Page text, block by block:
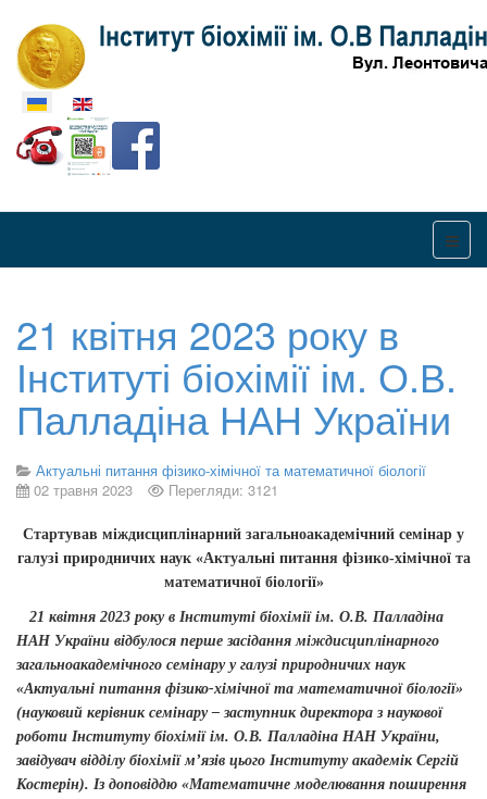
Оберіть свою мову
21 квітня 2023 року в
Інституті біохімії ім. О.В.
Палладіна НАН України
Актуальні питання фізико-хімічної та математичної біології
02 травня 2023
Перегляди: 3121
Стартував міждисциплінарний загальноакадемічний семінар у
галузі природничих наук «Актуальні питання фізико-хімічної та
математичної біології»
21 квітня 2023 року в Інституті біохімії ім. О.В. Палладіна
НАН України відбулося перше засідання міждисциплінарного
загальноакадемічного семінару у галузі природничих наук
«Актуальні питання фізико-хімічної та математичної біології»
(науковий керівник семінару – заступник директора з наукової
роботи Інституту біохімії ім. О.В. Палладіна НАН України,
завідувач відділу біохімії м’язів цього Інституту академік Сергій
Костерін). Із доповіддю «Математичне моделювання поширення